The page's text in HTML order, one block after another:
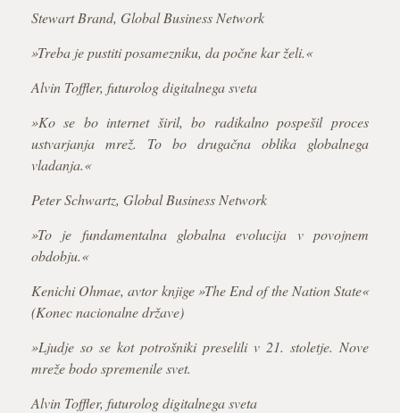
Stewart Brand, Global Business Network
»Treba je pustiti posamezniku, da počne kar želi.«
Alvin Toffler, futurolog digitalnega sveta
»Ko se bo internet širil, bo radikalno pospešil proces
ustvarjanja mrež. To bo drugačna oblika globalnega
vladanja.«
Peter Schwartz, Global Business Network
»To je fundamentalna globalna evolucija v povojnem
obdobju.«
Kenichi Ohmae, avtor knjige »The End of the Nation State«
(Konec nacionalne države)
»Ljudje so se kot potrošniki preselili v 21. stoletje. Nove
mreže bodo spremenile svet.
Alvin Toffler, futurolog digitalnega sveta